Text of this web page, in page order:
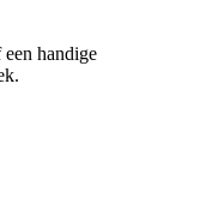
handige